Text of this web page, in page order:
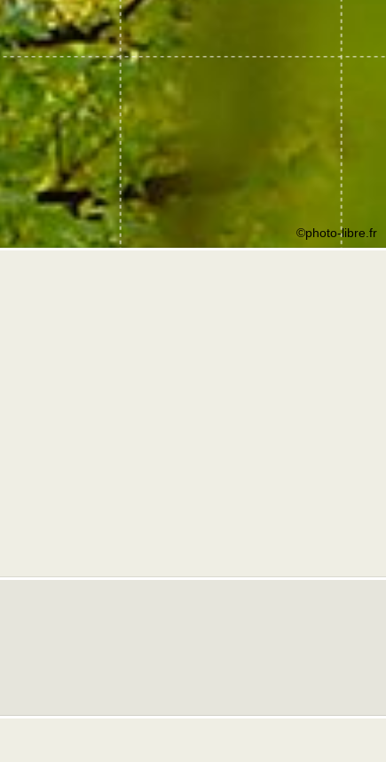
©photo-libre.fr